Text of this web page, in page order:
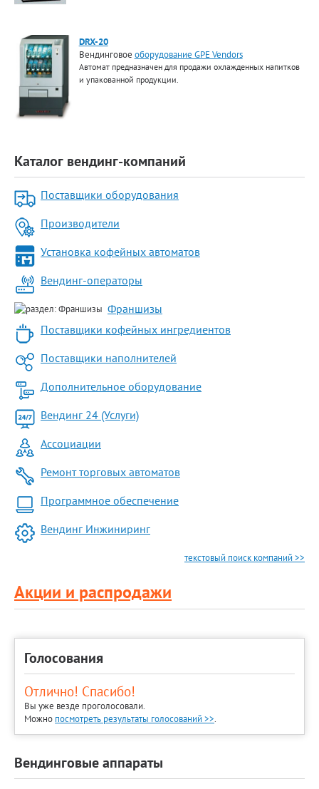
DRX-20
Вендинговое оборудование GPE Vendors
Автомат предназначен для продажи охлажденных напитков
и упакованной продукции.
Каталог вендинг-компаний
Поставщики оборудования
Производители
Установка кофейных автоматов
Вендинг-операторы
Франшизы
Поставщики кофейных ингредиентов
Поставщики наполнителей
Дополнительное оборудование
Вендинг 24 (Услуги)
Ассоциации
Ремонт торговых автоматов
Программное обеспечение
Вендинг Инжиниринг
текстовый поиск компаний >>
Акции и распродажи
Голосования
Отлично! Спасибо!
Вы уже везде проголосовали.
Можно посмотреть результаты голосований >>.
Вендинговые аппараты